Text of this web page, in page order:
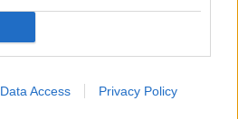
Data Access Privacy Policy